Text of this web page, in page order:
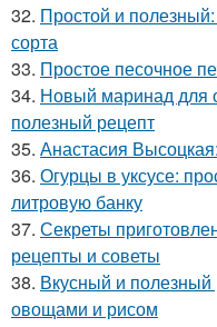
32. Простой и
сорта
33. Простое песочное
34. Новый маринад для
полезный рецепт
35. Анастасия
36. Огурцы в уксусе:
литровую банку
37. Секреты
рецепты и советы
38. Вкусный и полезный
овощами и рисом